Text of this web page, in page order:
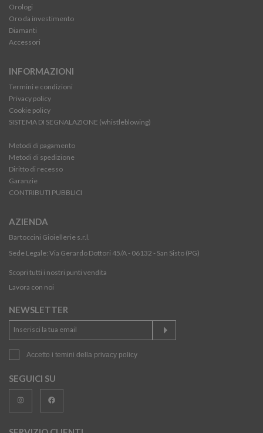
Orologi
Oro da investimento
Diamanti
Accessori
INFORMAZIONI
Termini e condizioni
Privacy policy
Cookie policy
SISTEMA DI SEGNALAZIONE (whistleblowing)
Metodi di pagamento
Metodi di spedizione
Diritto di recesso
Garanzie
CONTRIBUTI PUBBLICI
AZIENDA
Bartoccini Gioiellerie s.r.l.
Sede Legale: Via Gerardo Dottori 45/A - 06132 - San Sisto (PG)
Scopri tutti i nostri punti vendita
Lavora con noi
NEWSLETTER
Accetto i temini della privacy policy
SEGUICI SU